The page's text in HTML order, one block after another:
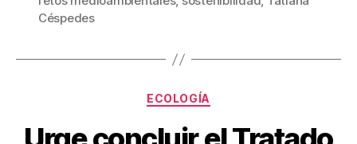
o
o
Céspedes
Categorías
ECOLOGÍA